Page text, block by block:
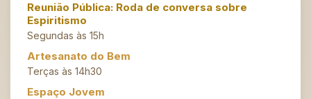
Reunião Pública: Roda de conversa sobre
Espiritismo
Segundas às 15h
Artesanato do Bem
Terças às 14h30
Espaço Jovem